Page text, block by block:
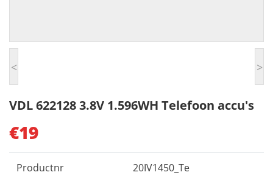
< >
VDL 622128 3.8V 1.596WH Telefoon accu's
€19
Productnr 20IV1450_Te